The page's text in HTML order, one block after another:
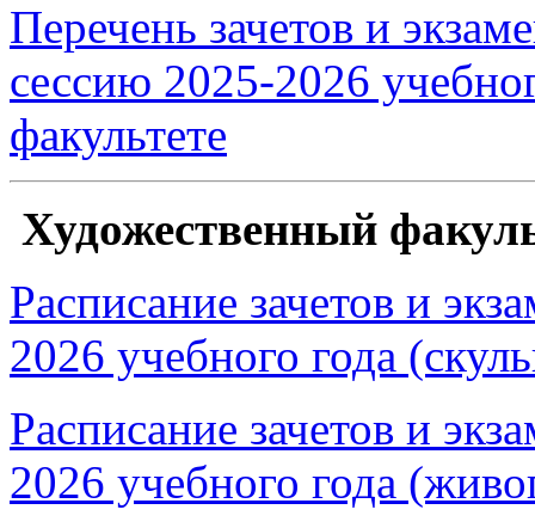
Перечень зачетов и
сессию 2025-2026
факультете
Художественный
Расписание зачетов и
2026 учебного года
Расписание зачетов и
2026 учебного года